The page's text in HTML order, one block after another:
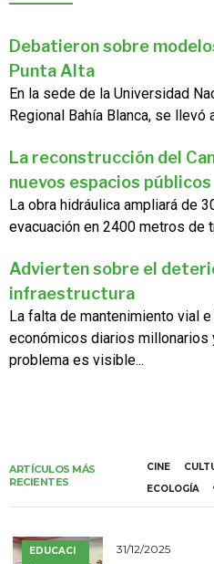
Debatieron sobre
Punta Alta
En la sede de la Universidad
Regional Bahía Blanca, se llevó
La reconstrucción del
nuevos espacios públicos
La obra hidráulica ampliará de
evacuación en 2400 metros de
Advierten sobre el
infraestructura
La falta de mantenimiento vial
económicos diarios millonarios
problema es visible...
ARTÍCULOS MÁS
RECIENTES
CINE
ECOLOGÍA
EDUCACI
31/12/2025